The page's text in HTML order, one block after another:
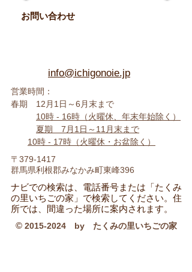
お問い合わせ
info@ichigonoie.jp
営業時間：
春期 12月1日～6月末まで
10時 - 16時（火曜休、年末年始除く ）
夏期 7月1日～11月末まで
10時 - 17時 （火曜休・お盆除く）
〒379-1417
群馬県利根郡みなかみ町東峰396
​ナビでの検索は、電話番号または「たくみ
の里いちごの家」で検索してください。住
所では、間違った場所に案内されます。
© 2015-2024 by たくみの里いちごの家